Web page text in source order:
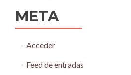
META
Acceder
Feed de entradas